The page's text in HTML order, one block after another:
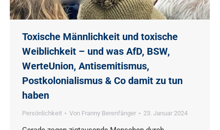
Toxische Männlichkeit und toxische
Weiblichkeit – und was AfD, BSW,
WerteUnion, Antisemitismus,
Postkolonialismus & Co damit zu tun
haben
Persönlichkeit Von Franny Berenfänger 23. Januar 2024